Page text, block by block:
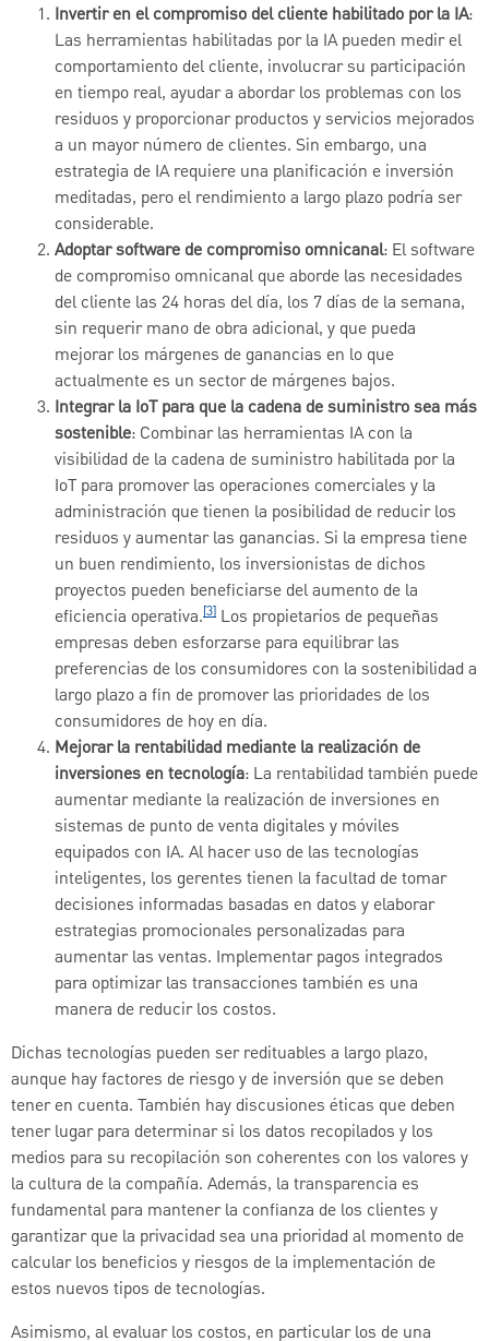
Invertir en el compromiso del cliente habilitado por la IA:
Las herramientas habilitadas por la IA pueden medir el
comportamiento del cliente, involucrar su participación
en tiempo real, ayudar a abordar los problemas con los
residuos y proporcionar productos y servicios mejorados
a un mayor número de clientes. Sin embargo, una
estrategia de IA requiere una planificación e inversión
meditadas, pero el rendimiento a largo plazo podría ser
considerable.
Adoptar software de compromiso omnicanal: El software
de compromiso omnicanal que aborde las necesidades
del cliente las 24 horas del día, los 7 días de la semana,
sin requerir mano de obra adicional, y que pueda
mejorar los márgenes de ganancias en lo que
actualmente es un sector de márgenes bajos.
Integrar la IoT para que la cadena de suministro sea más
sostenible: Combinar las herramientas IA con la
visibilidad de la cadena de suministro habilitada por la
IoT para promover las operaciones comerciales y la
administración que tienen la posibilidad de reducir los
residuos y aumentar las ganancias. Si la empresa tiene
un buen rendimiento, los inversionistas de dichos
proyectos pueden beneficiarse del aumento de la
eficiencia operativa.[3] Los propietarios de pequeñas
empresas deben esforzarse para equilibrar las
preferencias de los consumidores con la sostenibilidad a
largo plazo a fin de promover las prioridades de los
consumidores de hoy en día.
Mejorar la rentabilidad mediante la realización de
inversiones en tecnología: La rentabilidad también puede
aumentar mediante la realización de inversiones en
sistemas de punto de venta digitales y móviles
equipados con IA. Al hacer uso de las tecnologías
inteligentes, los gerentes tienen la facultad de tomar
decisiones informadas basadas en datos y elaborar
estrategias promocionales personalizadas para
aumentar las ventas. Implementar pagos integrados
para optimizar las transacciones también es una
manera de reducir los costos.
Dichas tecnologías pueden ser redituables a largo plazo,
aunque hay factores de riesgo y de inversión que se deben
tener en cuenta. También hay discusiones éticas que deben
tener lugar para determinar si los datos recopilados y los
medios para su recopilación son coherentes con los valores y
la cultura de la compañía. Además, la transparencia es
fundamental para mantener la confianza de los clientes y
garantizar que la privacidad sea una prioridad al momento de
calcular los beneficios y riesgos de la implementación de
estos nuevos tipos de tecnologías.
Asimismo, al evaluar los costos, en particular los de una